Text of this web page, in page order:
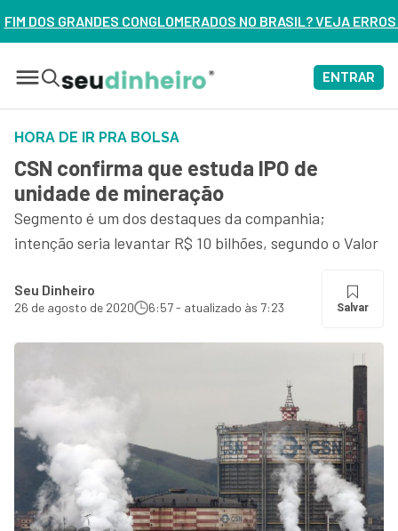
NO BRASIL? VEJA ERROS DE 3 DELES –
ENTRAR
HORA DE IR PRA BOLSA
CSN confirma que estuda IPO de
unidade de mineração
Segmento é um dos destaques da companhia;
intenção seria levantar R$ 10 bilhões, segundo o Valor
Seu Dinheiro
26 de agosto de 2020 6:57 - atualizado às 7:23 Salvar